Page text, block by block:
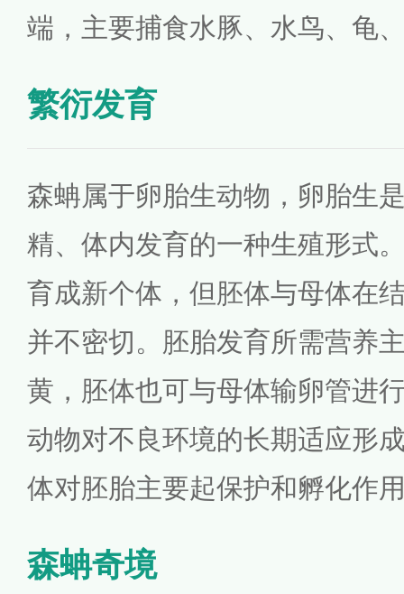
端，主要捕食水豚、水鸟、龟
繁衍发育
森蚺属于卵胎生动物，卵胎生
精、体内发育的一种生殖形式
育成新个体，但胚体与母体在
并不密切。胚胎发育所需营养
黄，胚体也可与母体输卵管进
动物对不良环境的长期适应形
体对胚胎主要起保护和孵化作
森蚺奇境